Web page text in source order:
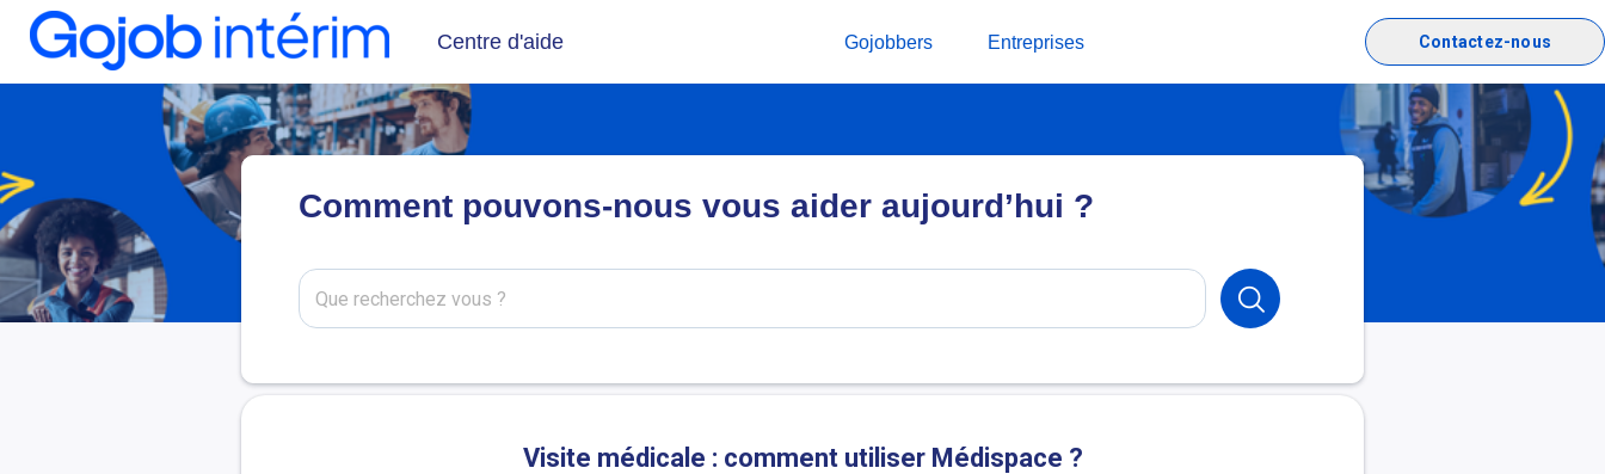
Centre d'aide Gojobbers Entreprises Contactez-nous
Comment pouvons-nous vous aider aujourd’hui ?
Visite médicale : comment utiliser Médispace ?